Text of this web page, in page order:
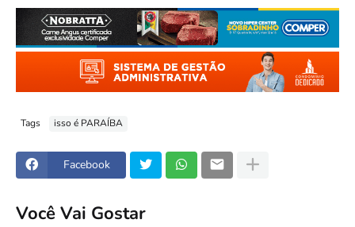
Tags isso é PARAÍBA
Facebook
Você Vai Gostar